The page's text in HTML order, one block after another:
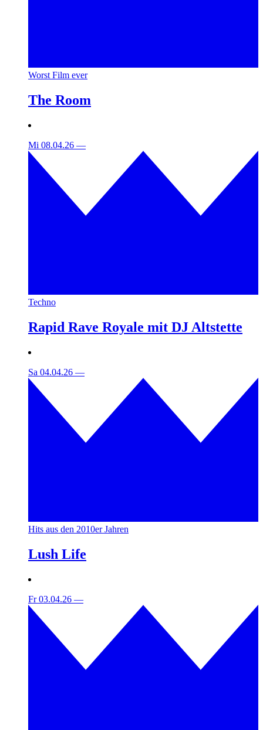
Worst Film ever
The Room
Mi 08.04.26 —
Techno
Rapid Rave Royale mit DJ Altstette
Sa 04.04.26 —
Hits aus den 2010er Jahren
Lush Life
Fr 03.04.26 —